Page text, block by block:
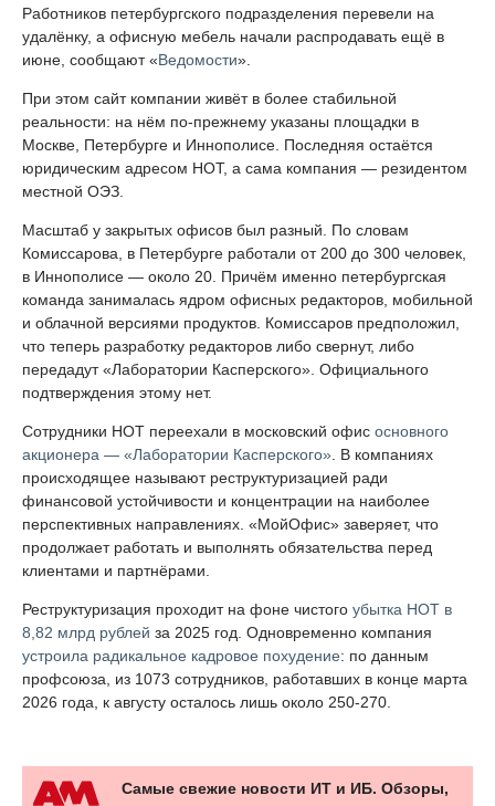
Работников петербургского подразделения перевели на
удалёнку, а офисную мебель начали распродавать ещё в
июне, сообщают «Ведомости».
При этом сайт компании живёт в более стабильной
реальности: на нём по-прежнему указаны площадки в
Москве, Петербурге и Иннополисе. Последняя остаётся
юридическим адресом НОТ, а сама компания — резидентом
местной ОЭЗ.
Масштаб у закрытых офисов был разный. По словам
Комиссарова, в Петербурге работали от 200 до 300 человек,
в Иннополисе — около 20. Причём именно петербургская
команда занималась ядром офисных редакторов, мобильной
и облачной версиями продуктов. Комиссаров предположил,
что теперь разработку редакторов либо свернут, либо
передадут «Лаборатории Касперского». Официального
подтверждения этому нет.
Сотрудники НОТ переехали в московский офис основного
акционера — «Лаборатории Касперского» . В компаниях
происходящее называют реструктуризацией ради
финансовой устойчивости и концентрации на наиболее
перспективных направлениях. «МойОфис» заверяет, что
продолжает работать и выполнять обязательства перед
клиентами и партнёрами.
Реструктуризация проходит на фоне чистого убытка НОТ в
8,82 млрд рублей за 2025 год. Одновременно компания
устроила радикальное кадровое похудение: по данным
профсоюза, из 1073 сотрудников, работавших в конце марта
2026 года, к августу осталось лишь около 250-270.
Самые свежие новости ИТ и ИБ. Обзоры,